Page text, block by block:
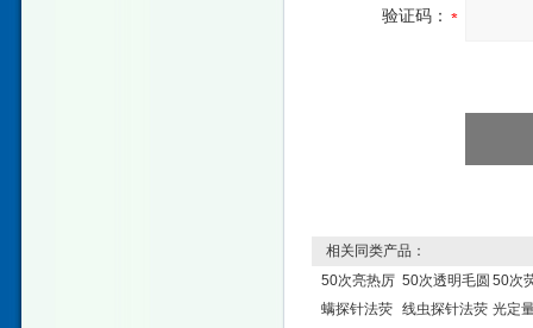
验证码：
相关同类产品：
50次亮热厉
螨探针法荧
50次透明毛圆
线虫探针法荧
50次
光定